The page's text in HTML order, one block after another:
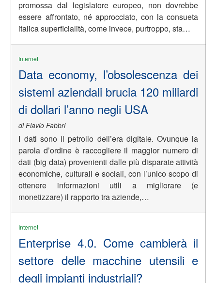
promossa dal legislatore europeo, non dovrebbe
essere affrontato, né approcciato, con la consueta
italica superficialità, come invece, purtroppo, sta…
Internet
Data economy, l’obsolescenza dei
sistemi aziendali brucia 120 miliardi
di dollari l’anno negli USA
di Flavio Fabbri
I dati sono il petrolio dell’era digitale. Ovunque la
parola d’ordine è raccogliere il maggior numero di
dati (big data) provenienti dalle più disparate attività
economiche, culturali e sociali, con l’unico scopo di
ottenere informazioni utili a migliorare (e
monetizzare) il rapporto tra aziende,…
Internet
Enterprise 4.0. Come cambierà il
settore delle macchine utensili e
degli impianti industriali?